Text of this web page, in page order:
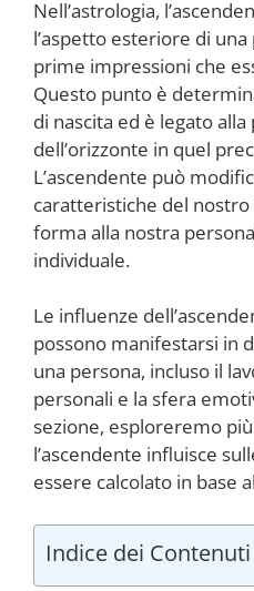
Nell’astrologia,
l’aspetto esteriore di
prime impressioni che
Questo punto è
di nascita ed è legato
dell’orizzonte in quel
L’ascendente può
caratteristiche del
forma alla nostra
individuale.
Le influenze
possono manifestarsi in
una persona, incluso il
personali e la sfera
sezione, esploreremo
l’ascendente influisce
essere calcolato in base
Indice dei Contenuti